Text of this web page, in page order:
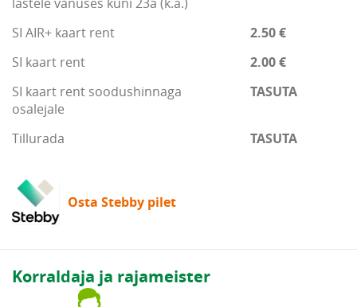
SI AIR+ kaart rent
2.50 €
SI kaart rent
2.00 €
SI kaart rent soodushinnaga
osalejale
TASUTA
Tillurada TASUTA
Osta Stebby pilet
Korraldaja ja rajameister